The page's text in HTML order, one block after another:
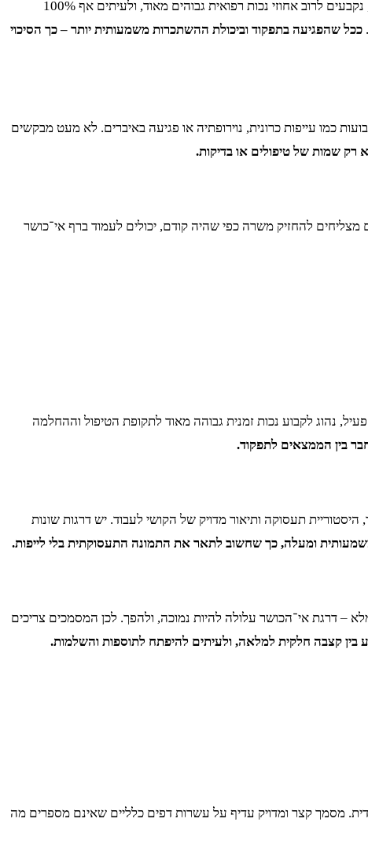
לפני הכול, נבדק האם מדובר במחלה פעילה, בתקופת טיפולים או בשלב של הפוגה. בשלב של טיפולים אקטיביים, כמו כימותרפיה או הקרנות, נקבעים לרוב אחוזי נכות רפואית גבוהים מאוד, ולעיתים אף 100%
ככל שהפגיעה בתפקוד וביכולת ההשתכרות משמעותית יותר – כך הסיכוי
כמו עייפות כרונית, נוירופתיה או פגיעה באיברים. לא מעט מבקשים
שמות של טיפולים או בדיקות.
להחזיק משרה כפי שהיה קודם, יכולים לעמוד ברף אי־כושר
נהוג לקבוע נכות זמנית גבוהה מאוד לתקופת הטיפול וההחלמה
בין הממצאים לתפקוד.
תעסוקה ותיאור מדויק של הקושי לעבוד. יש דרגות שונות
ומעלה, כך שחשוב לתאר את התמונה התעסוקתית בלי לייפות.
– דרגת אי־הכושר עלולה להיות נמוכה, ולהפך. לכן המסמכים צריכים
בין קצבה חלקית למלאה, ולעיתים להיפתח לתוספות והשלמות.
מסמך קצר ומדויק עדיף על עשרות דפים כלליים שאינם מספרים מה